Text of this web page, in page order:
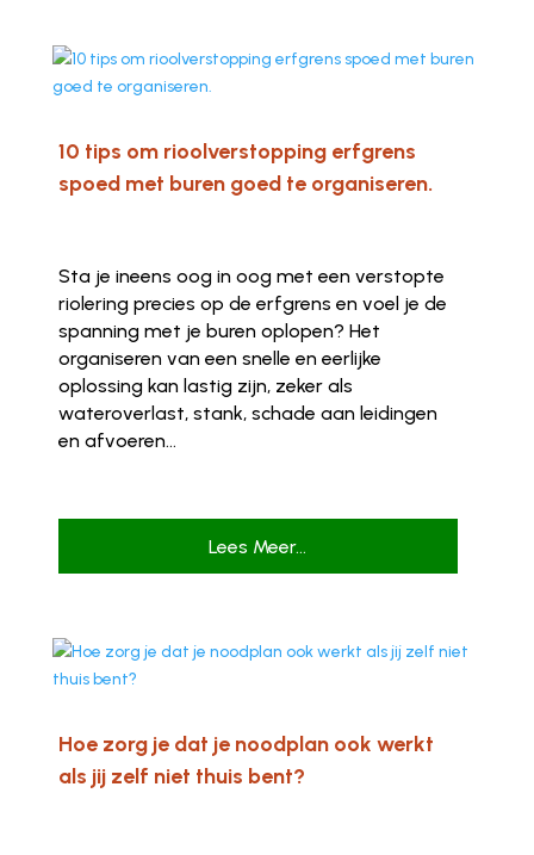
10 tips om rioolverstopping erfgrens
spoed met buren goed te organiseren.
Sta je ineens oog in oog met een verstopte
riolering precies op de erfgrens en voel je de
spanning met je buren oplopen? Het
organiseren van een snelle en eerlijke
oplossing kan lastig zijn, zeker als
wateroverlast, stank, schade aan leidingen
en afvoeren...
Lees Meer...
Hoe zorg je dat je noodplan ook werkt
als jij zelf niet thuis bent?